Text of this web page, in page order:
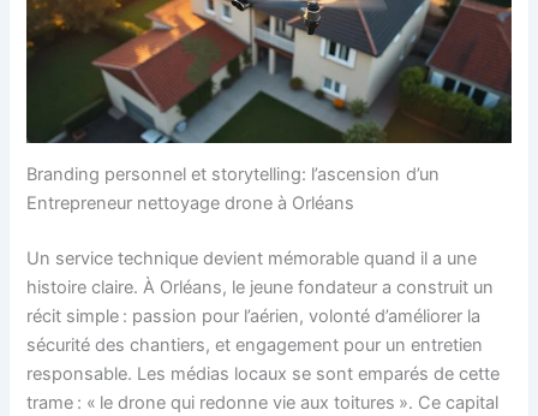
Branding personnel et storytelling: l’ascension d’un
Entrepreneur nettoyage drone à Orléans
Un service technique devient mémorable quand il a une
histoire claire. À Orléans, le jeune fondateur a construit un
récit simple : passion pour l’aérien, volonté d’améliorer la
sécurité des chantiers, et engagement pour un entretien
responsable. Les médias locaux se sont emparés de cette
trame : « le drone qui redonne vie aux toitures ». Ce capital